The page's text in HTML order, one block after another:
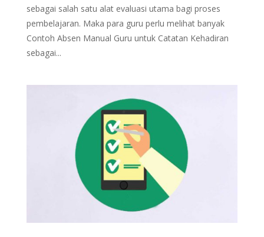
sebagai salah satu alat evaluasi utama bagi proses
pembelajaran. Maka para guru perlu melihat banyak
Contoh Absen Manual Guru untuk Catatan Kehadiran
sebagai...